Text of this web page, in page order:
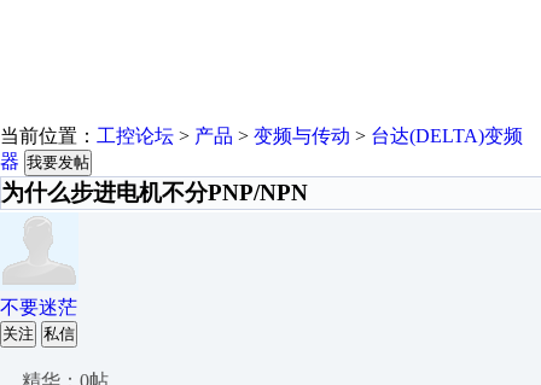
当前位置： 工控论坛 > 产品 > 变频与传动 > 台达(DELTA)变频
器 我要发帖
为什么步进电机不分PNP/NPN
不要迷茫
关注 私信
精华：0帖